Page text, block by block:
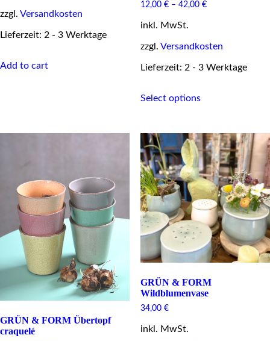
zzgl. Versandkosten
Lieferzeit: 2 - 3 Werktage
Add to cart
12,00 €– 42,00 €
inkl. MwSt.
zzgl. Versandkosten
Lieferzeit: 2 - 3 Werktage
Select optionsproduct
variants.
The
options
may
be
chosen
on
product
page
GRÜN & FORM Übertopf
craquelé
GRÜN & FORM
Wildblumenvase
34,00 €
inkl. MwSt.